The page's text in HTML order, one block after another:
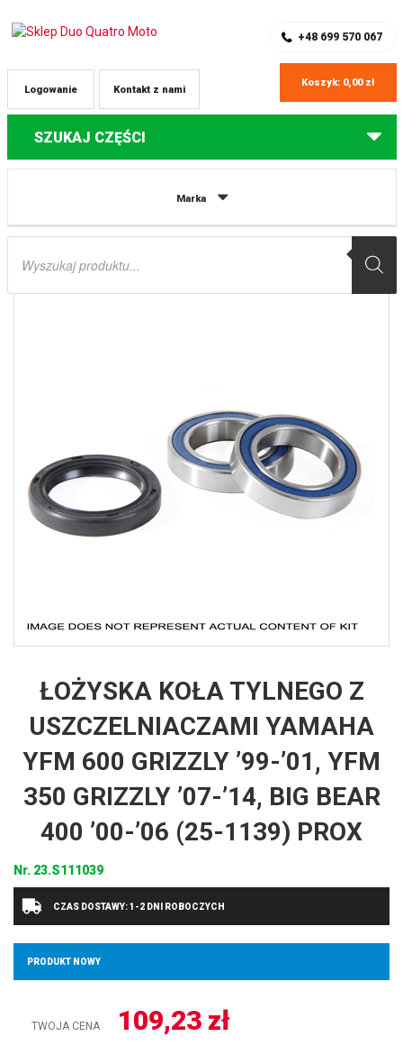
+48 699 570 067
Kontakt z nami
Logowanie
Koszyk: 0,00 zł
SZUKAJ CZĘŚCI
Marka
Wyszukiwarka
Części do quadów Yamaha
’07-’14, BIG BEAR 400 ’00-’06 (25-1139) PROX
ŁOŻYSKA KOŁA TYLNEGO Z
USZCZELNIACZAMI YAMAHA
YFM 600 GRIZZLY ’99-’01, YFM
350 GRIZZLY ’07-’14, BIG BEAR
400 ’00-’06 (25-1139) PROX
Nr. 23.S111039
CZAS DOSTAWY: 1-2 DNI ROBOCZYCH
PRODUKT NOWY
TWOJA CENA 109,23 zł